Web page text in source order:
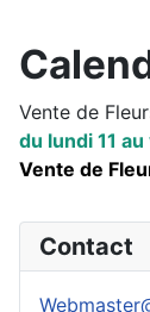
Vente de
du lundi 11
Vente de
Contact